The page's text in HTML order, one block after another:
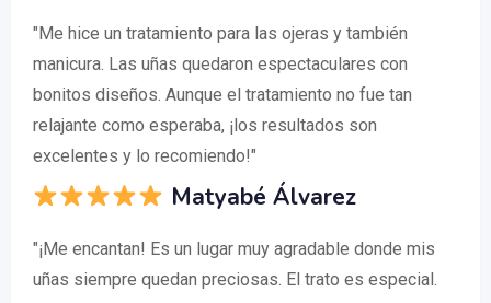
"Me hice un tratamiento para las ojeras y también
manicura. Las uñas quedaron espectaculares con
bonitos diseños. Aunque el tratamiento no fue tan
relajante como esperaba, ¡los resultados son
excelentes y lo recomiendo!"
Matyabé Álvarez
"¡Me encantan! Es un lugar muy agradable donde mis
uñas siempre quedan preciosas. El trato es especial.